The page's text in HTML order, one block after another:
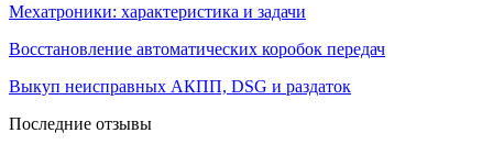
Мехатроники: характеристика и задачи
Восстановление автоматических коробок передач
Выкуп неисправных АКПП, DSG и раздаток
Последние отзывы